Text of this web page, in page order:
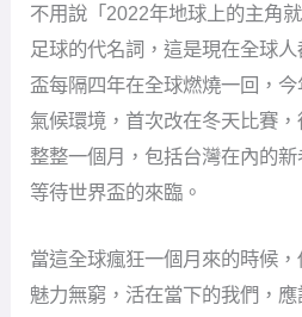
不用說「2022年地球上的主角
足球的代名詞，這是現在全球
盃每隔四年在全球燃燒一回，
氣候環境，首次改在冬天比賽
整整一個月，包括台灣在內的
等待世界盃的來臨。
當這全球瘋狂一個月來的時候
魅力無窮，活在當下的我們，